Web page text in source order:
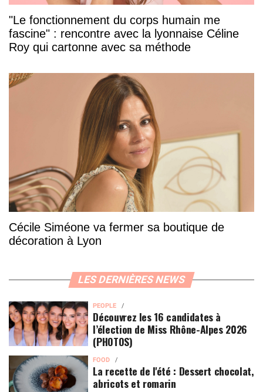
"Le fonctionnement du corps humain me
fascine" : rencontre avec la lyonnaise Céline
Roy qui cartonne avec sa méthode
Cécile Siméone va fermer sa boutique de
décoration à Lyon
LES DERNIÈRES NEWS
PEOPLE
Découvrez les 16 candidates à
l’élection de Miss Rhône-Alpes 2026
(PHOTOS)
FOOD
La recette de l'été : Dessert chocolat,
abricots et romarin